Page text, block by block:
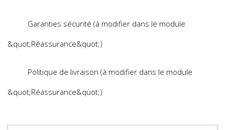
Garanties sécurité (à modifier dans le module
&quot;Réassurance&quot;)
Politique de livraison (à modifier dans le module
&quot;Réassurance&quot;)